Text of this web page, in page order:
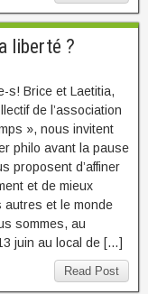
liberté ?
s! Brice et Laetitia,
de l’association
», nous invitent
philo avant la pause
proposent d’affiner
et de mieux
autres et le monde
sommes, au
juin au local de […]
Read Post